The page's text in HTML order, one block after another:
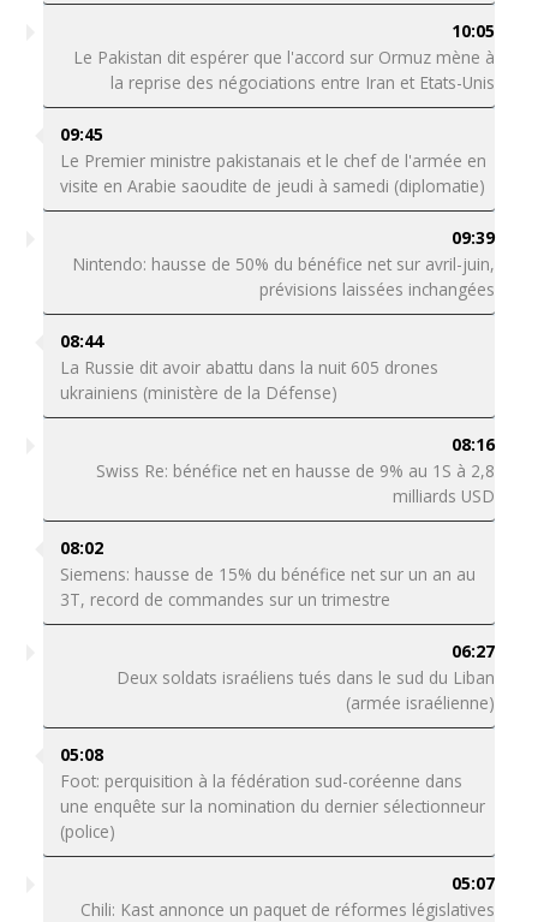
10:05
Le Pakistan dit espérer que l'accord sur Ormuz mène à
la reprise des négociations entre Iran et Etats-Unis
09:45
Le Premier ministre pakistanais et le chef de l'armée en
visite en Arabie saoudite de jeudi à samedi (diplomatie)
09:39
Nintendo: hausse de 50% du bénéfice net sur avril-juin,
prévisions laissées inchangées
08:44
La Russie dit avoir abattu dans la nuit 605 drones
ukrainiens (ministère de la Défense)
08:16
Swiss Re: bénéfice net en hausse de 9% au 1S à 2,8
milliards USD
08:02
Siemens: hausse de 15% du bénéfice net sur un an au
3T, record de commandes sur un trimestre
06:27
Deux soldats israéliens tués dans le sud du Liban
(armée israélienne)
05:08
Foot: perquisition à la fédération sud-coréenne dans
une enquête sur la nomination du dernier sélectionneur
(police)
05:07
Chili: Kast annonce un paquet de réformes législatives